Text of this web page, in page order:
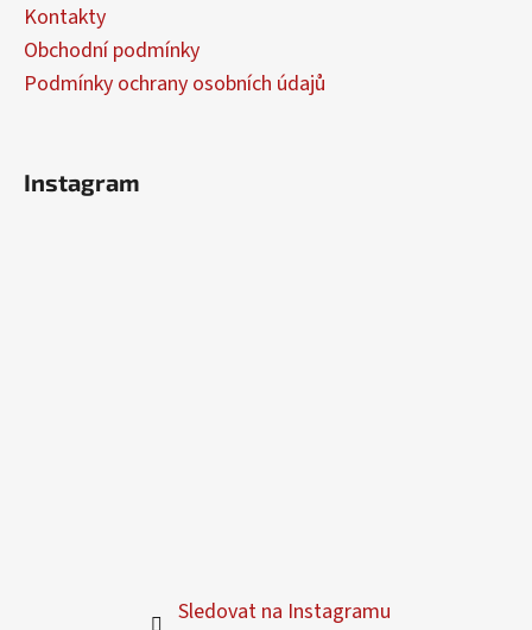
Kontakty
Obchodní podmínky
Podmínky ochrany osobních údajů
Instagram
Sledovat na Instagramu